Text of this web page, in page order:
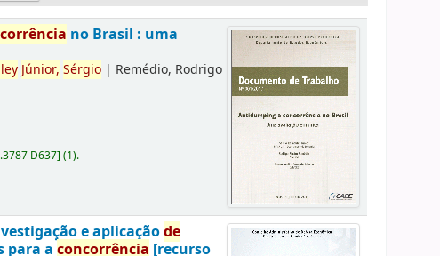
no Brasil : uma
Júnior, Sérgio | Remédio, Rodrigo
D637](1).
e aplicaçãode
para aconcorrência [recurso